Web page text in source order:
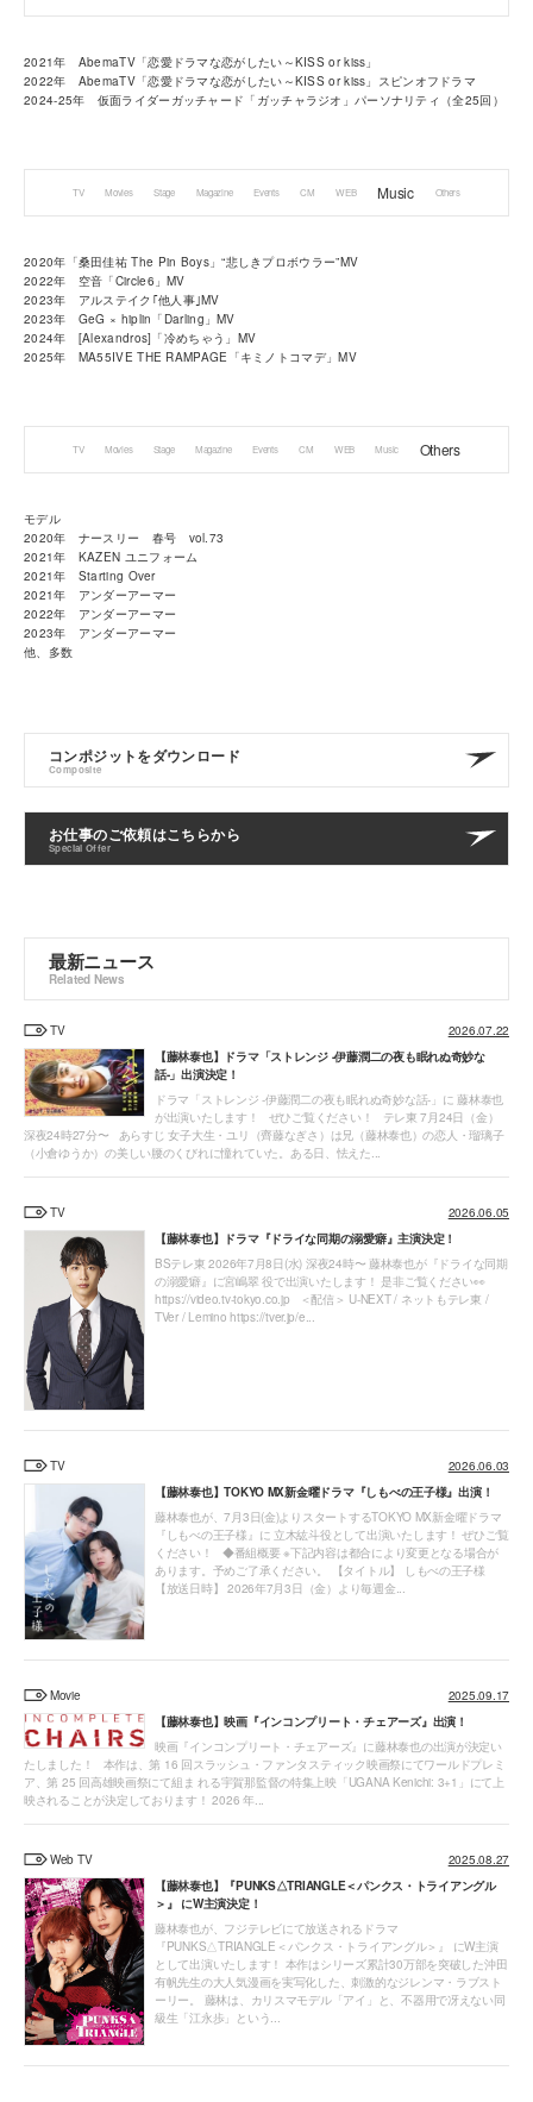
2021年 AbemaTV「恋愛ドラマな恋がしたい～KISS or kiss」
2022年 AbemaTV「恋愛ドラマな恋がしたい～KISS or kiss」スピンオフドラマ
2024-25年 仮面ライダーガッチャード「ガッチャラジオ」パーソナリティ（全25回）
TV Movies Stage Magazine Events CM WEB Music Others
2020年「桑田佳祐 The Pin Boys」“悲しきプロボウラー”MV
2022年 空音「Circle6」MV
2023年 アルステイク｢他人事｣MV
2023年 GeG × hiplin「Darling」MV
2024年 [Alexandros]「冷めちゃう」MV
2025年 MA55IVE THE RAMPAGE「キミノトコマデ」MV
TV Movies Stage Magazine Events CM WEB Music Others
モデル
2020年 ナースリー 春号 vol.73
2021年 KAZEN ユニフォーム
2021年 Starting Over
2021年 アンダーアーマー
2022年 アンダーアーマー
2023年 アンダーアーマー
他、多数
コンポジットをダウンロード
Composite
お仕事のご依頼はこちらから
Special Offer
最新ニュース
Related News
TV
2026.07.22
【藤林泰也】ドラマ「ストレンジ -伊藤潤二の夜も眠れぬ奇妙な
話-」出演決定！
ドラマ「ストレンジ -伊藤潤二の夜も眠れぬ奇妙な話-」に 藤林泰也
が出演いたします！ ぜひご覧ください！ テレ東 7月24日（金）
深夜24時27分〜 あらすじ 女子大生・ユリ（齊藤なぎさ）は兄（藤林泰也）の恋人・瑠璃子
（小倉ゆうか）の美しい腰のくびれに憧れていた。ある日、怯えた...
TV
2026.06.05
【藤林泰也】ドラマ『ドライな同期の溺愛癖』主演決定！
BSテレ東 2026年7月8日(水) 深夜24時〜 藤林泰也が『ドライな同期
の溺愛癖』に宮嶋翠 役で出演いたします！ 是非ご覧ください👀
https://video.tv-tokyo.co.jp ＜配信＞ U-NEXT / ネットもテレ東 /
TVer / Lemino https://tver.jp/e...
TV
2026.06.03
【藤林泰也】TOKYO MX新金曜ドラマ『しもべの王子様』出演！
藤林泰也が、7月3日(金)よりスタートするTOKYO MX新金曜ドラマ
『しもべの王子様』に 立木紘斗役として出演いたします！ ぜひご覧
ください！ ◆番組概要 ※下記内容は都合により変更となる場合が
あります。予めご了承ください。 【タイトル】 しもべの王子様
【放送日時】 2026年7月3日（金）より毎週金...
Movie
2025.09.17
【藤林泰也】映画『インコンプリート・チェアーズ』出演！
映画『インコンプリート・チェアーズ』に藤林泰也の出演が決定い
たしました！ 本作は、第 16 回スラッシュ・ファンタスティック映画祭にてワールドプレミ
ア、第 25 回高雄映画祭にて組ま れる宇賀那監督の特集上映「UGANA Kenichi: 3+1」にて上
映されることが決定しております！ 2026 年...
Web TV
2025.08.27
【藤林泰也】『PUNKS△TRIANGLE＜パンクス・トライアングル
＞』 にW主演決定！
藤林泰也が、フジテレビにて放送されるドラマ
『PUNKS△TRIANGLE＜パンクス・トライアングル＞』 にW主演
として出演いたします！ 本作はシリーズ累計30万部を突破した沖田
有帆先生の大人気漫画を実写化した、刺激的なジレンマ・ラブスト
ーリー。 藤林は、カリスマモデル「アイ」と、不器用で冴えない同
級生「江永歩」という...